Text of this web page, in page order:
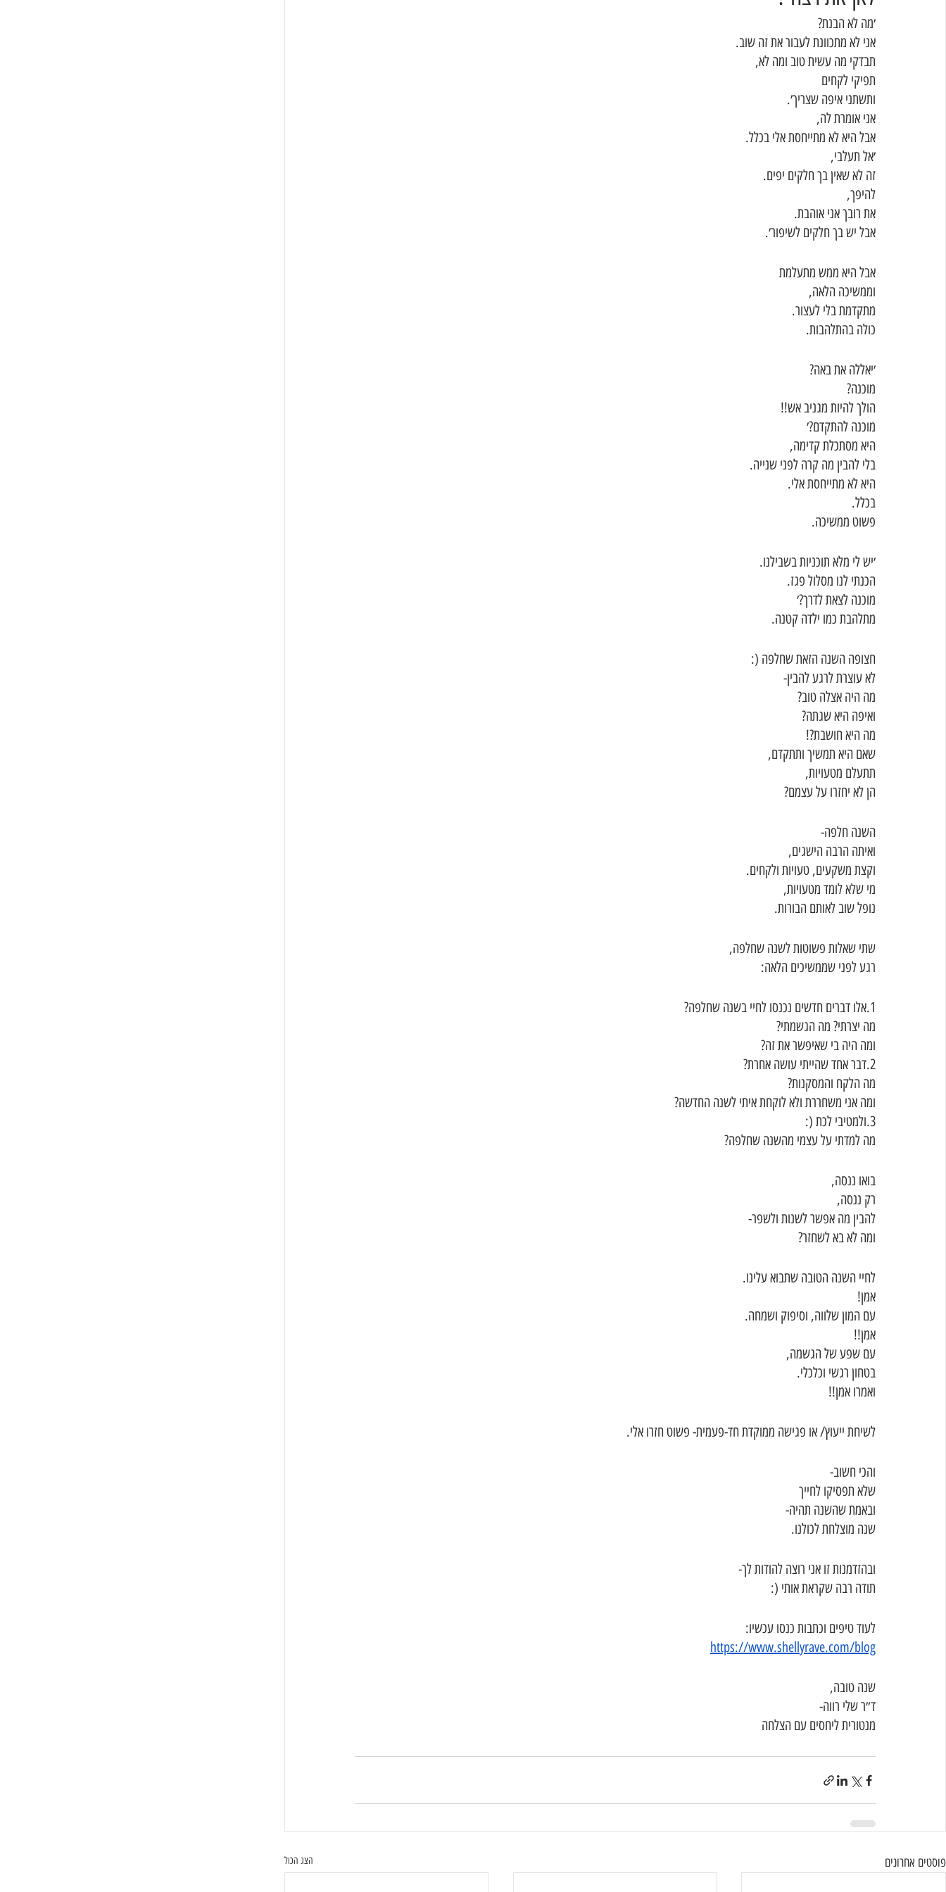
׳מה לא הבנת?
אני לא מתכוונת לעבור את זה שוב.
תבדקי מה עשית טוב ומה לא,
תפיקי לקחים
ותשתני איפה שצריך׳.
אני אומרת לה,
אבל היא לא מתייחסת אלי בכלל.
׳אל תעלבי,
זה לא שאין בך חלקים יפים.
להיפך,
את רובך אני אוהבת.
אבל יש בך חלקים לשיפור׳.
אבל היא ממש מתעלמת
וממשיכה הלאה,
מתקדמת בלי לעצור.
כולה בהתלהבות.
׳יאללה את באה?
מוכנה?
הולך להיות מגניב אש!!
מוכנה להתקדם?׳
היא מסתכלת קדימה,
בלי להבין מה קרה לפני שנייה.
היא לא מתייחסת אלי.
בכלל.
פשוט ממשיכה.
׳יש לי מלא תוכניות בשבילנו.
הכנתי לנו מסלול פגז.
מוכנה לצאת לדרך?׳
מתלהבת כמו ילדה קטנה.
חצופה השנה הזאת שחלפה (:
לא עוצרת לרגע להבין-
מה היה אצלה טוב?
ואיפה היא שגתה?
מה היא חושבת?!
שאם היא תמשיך ותתקדם,
תתעלם מטעויות,
הן לא יחזרו על עצמם?
השנה חלפה-
ואיתה הרבה הישגים,
וקצת משקעים, טעויות ולקחים.
מי שלא לומד מטעויות,
נופל שוב לאותם הבורות.
שתי שאלות פשוטות לשנה שחלפה,
רגע לפני שממשיכים הלאה:
1.אלו דברים חדשים נכנסו לחיי בשנה שחלפה?
מה יצרתי? מה הגשמתי?
ומה היה בי שאיפשר את זה?
2.דבר אחד שהייתי עושה אחרת?
מה הלקח והמסקנות?
ומה אני משחררת ולא לוקחת איתי לשנה החדשה?
3.ולמטיבי לכת (:
מה למדתי על עצמי מהשנה שחלפה?
בואו ננסה,
רק ננסה,
להבין מה אפשר לשנות ולשפר-
ומה לא בא לשחזר?
לחיי השנה הטובה שתבוא עלינו.
אמן!
עם המון שלווה, וסיפוק ושמחה.
אמן!!
עם שפע של הגשמה,
בטחון רגשי וכלכלי.
ואמרו אמן!!
לשיחת ייעוץ/ או פגישה ממוקדת חד-פעמית- פשוט חזרו אלי.
והכי חשוב-
שלא תפסיקו לחייך
ובאמת שהשנה תהיה-
שנה מוצלחת לכולנו.
ובהזדמנות זו אני רוצה להודות לך-
תודה רבה שקראת אותי (:
לעוד טיפים וכתבות כנסו עכשיו:
https://www.shellyrave.com/blog
שנה טובה,
ד״ר שלי רווה-
מנטורית ליחסים עם הצלחה
פוסטים אחרונים הצג הכול